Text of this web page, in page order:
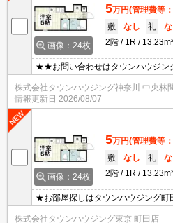
画像：24枚
5万円(管理費等
敷
なし 礼
2階
1R 13.23m²
★★お問い合わせはタウンハウジ
株式会社タウンハウジング神奈川 中央林
情報更新日 2026/08/07
画像：24枚
5万円(管理費等
敷
なし 礼
2階
1R 13.23m²
★お部屋探しはタウンハウジング町
のご条件にピッタリなお部屋をご
が精一杯お手伝いさせていただき
株式会社タウンハウジング東京 町田店